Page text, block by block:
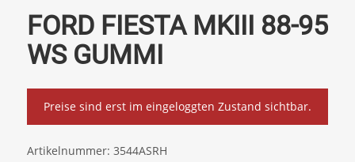
FORD FIESTA MKIII 88-95
WS GUMMI
Preise sind erst im eingeloggten Zustand sichtbar.
Artikelnummer: 3544ASRH